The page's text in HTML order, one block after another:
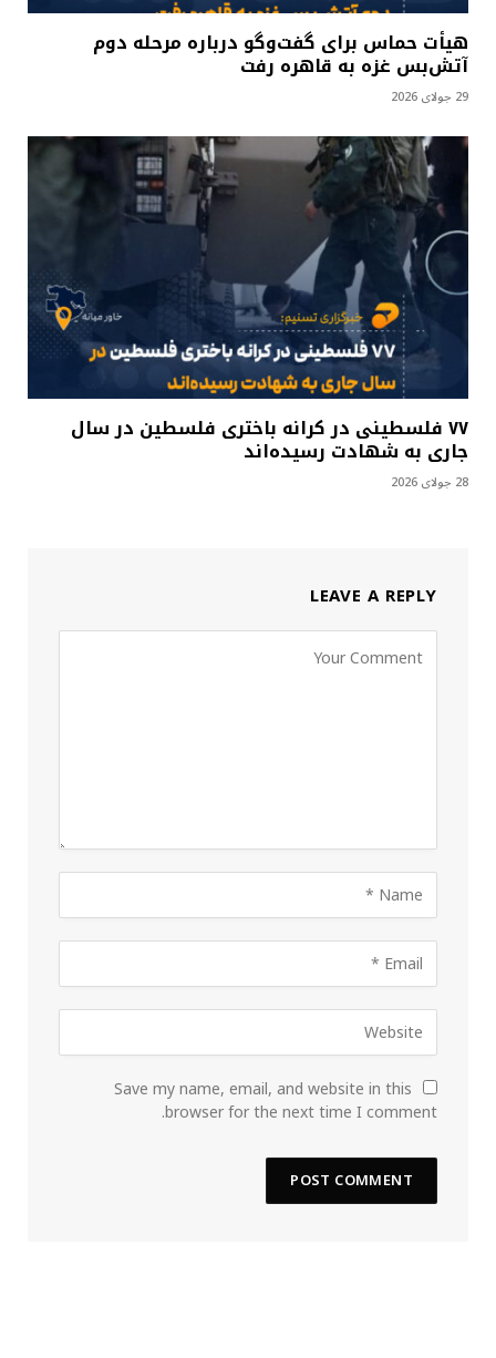
هیأت حماس برای گفت‌وگو درباره مرحله دوم
آتش‌بس غزه به قاهره رفت
29 جولای 2026
۷۷ فلسطینی در کرانه باختری فلسطین در سال
جاری به شهادت رسیده‌اند
28 جولای 2026
LEAVE A REPLY
Save my name, email, and website in this
browser for the next time I comment.